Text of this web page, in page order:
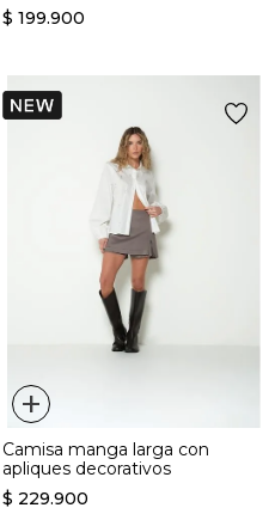
$ 199.900
+
Camisa manga larga con
apliques decorativos
$ 229.900